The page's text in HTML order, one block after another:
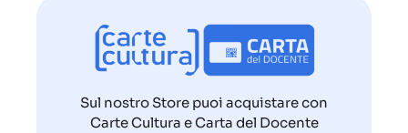
Sul nostro Store puoi acquistare con
Carte Cultura e Carta del Docente